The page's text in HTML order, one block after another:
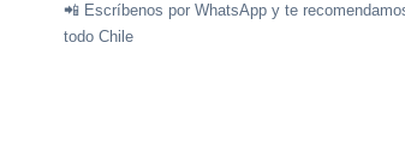
📲 Escríbenos por WhatsApp y te
todo Chile